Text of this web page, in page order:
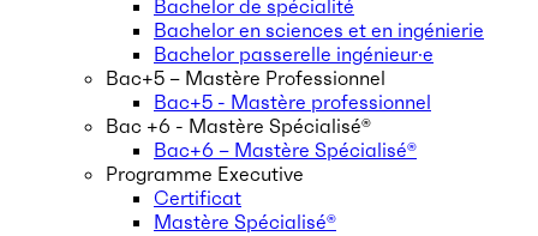
Bachelor de spécialité
Bachelor en sciences et en ingénierie
Bachelor passerelle ingénieur·e
Bac+5 – Mastère Professionnel
Bac+5 - Mastère professionnel
Bac +6 - Mastère Spécialisé®
Bac+6 – Mastère Spécialisé®
Programme Executive
Certificat
Mastère Spécialisé®